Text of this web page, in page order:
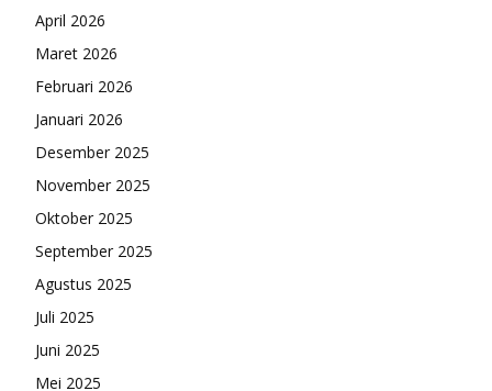
April 2026
Maret 2026
Februari 2026
Januari 2026
Desember 2025
November 2025
Oktober 2025
September 2025
Agustus 2025
Juli 2025
Juni 2025
Mei 2025